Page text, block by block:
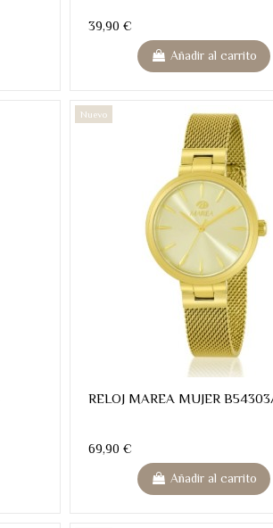
39,90 €
Añadir al carrito
Nuevo
RELOJ MAREA MUJER
69,90 €
Añadir al carrito